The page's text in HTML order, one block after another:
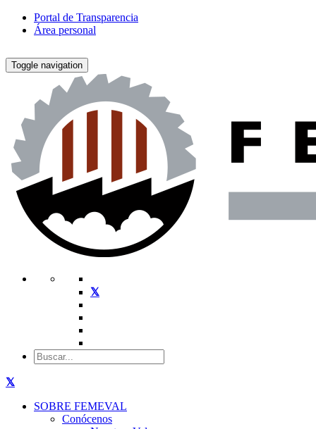
Portal de Transparencia
Área personal
Toggle navigation
SOBRE FEMEVAL
Conócenos